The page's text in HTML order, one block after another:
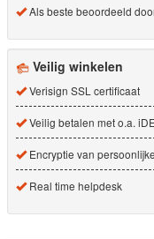
Als beste beoordeeld
Veilig winkelen
Verisign SSL certificaat
Veilig betalen met o.a.
Encryptie van
Real time helpdesk